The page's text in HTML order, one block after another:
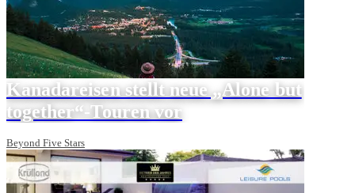
Kanadareisen stellt neue „Alone but
together“-Touren vor
Beyond Five Stars